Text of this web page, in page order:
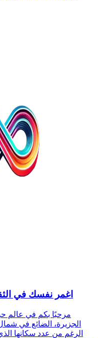
اغمر نفسك في
مرحبًا بكم في عالم
الجزيرة، الضائع في